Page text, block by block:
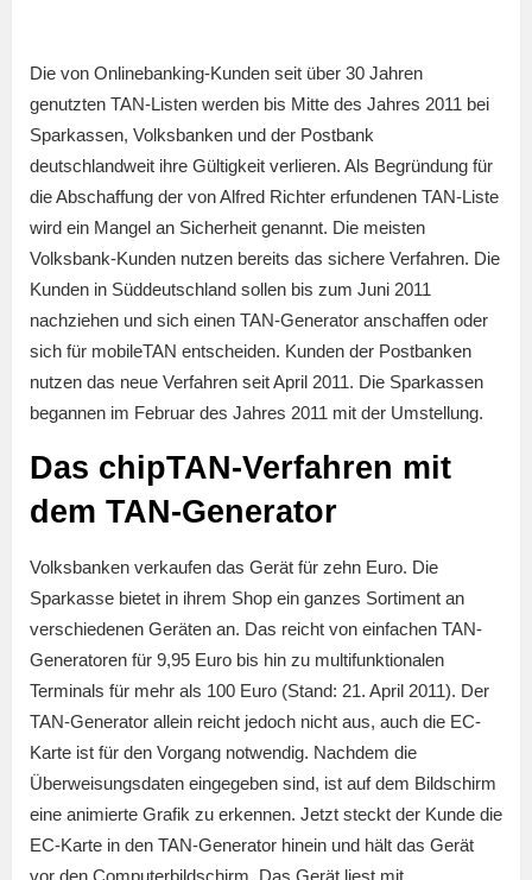
Die von Onlinebanking-Kunden seit über 30 Jahren
genutzten TAN-Listen werden bis Mitte des Jahres 2011 bei
Sparkassen, Volksbanken und der Postbank
deutschlandweit ihre Gültigkeit verlieren. Als Begründung für
die Abschaffung der von Alfred Richter erfundenen TAN-Liste
wird ein Mangel an Sicherheit genannt. Die meisten
Volksbank-Kunden nutzen bereits das sichere Verfahren. Die
Kunden in Süddeutschland sollen bis zum Juni 2011
nachziehen und sich einen TAN-Generator anschaffen oder
sich für mobileTAN entscheiden. Kunden der Postbanken
nutzen das neue Verfahren seit April 2011. Die Sparkassen
begannen im Februar des Jahres 2011 mit der Umstellung.
Das chipTAN-Verfahren mit
dem TAN-Generator
Volksbanken verkaufen das Gerät für zehn Euro. Die
Sparkasse bietet in ihrem Shop ein ganzes Sortiment an
verschiedenen Geräten an. Das reicht von einfachen TAN-
Generatoren für 9,95 Euro bis hin zu multifunktionalen
Terminals für mehr als 100 Euro (Stand: 21. April 2011). Der
TAN-Generator allein reicht jedoch nicht aus, auch die EC-
Karte ist für den Vorgang notwendig. Nachdem die
Überweisungsdaten eingegeben sind, ist auf dem Bildschirm
eine animierte Grafik zu erkennen. Jetzt steckt der Kunde die
EC-Karte in den TAN-Generator hinein und hält das Gerät